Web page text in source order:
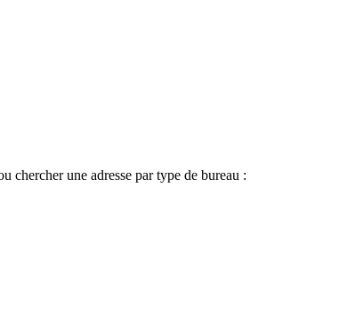
chercher une adresse par type de bureau :